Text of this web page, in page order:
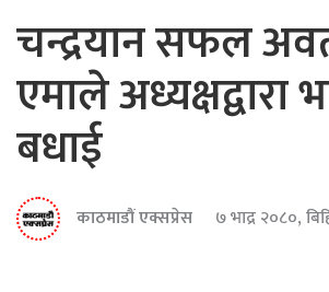
चन्द्रयान सफल
एमाले अध्यक्षद्वारा
बधाई
काठमाडौं एक्सप्रेस ७ भाद्र २०८०,